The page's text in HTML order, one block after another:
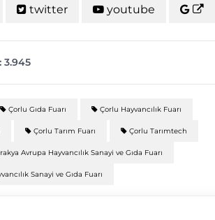
twitter youtube
3.945
Çorlu Gıda Fuarı Çorlu Hayvancılık Fuarı
Çorlu Tarım Fuarı Çorlu Tarımtech
Avrupa Hayvancılık Sanayi ve Gıda Fuarı
Sanayi ve Gıda Fuarı